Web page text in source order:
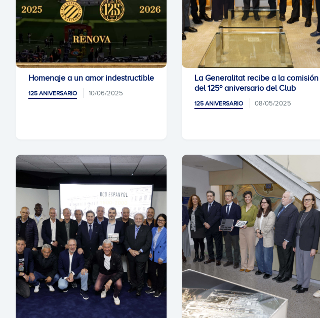
Homenaje a un amor indestructible
125 ANIVERSARIO 10/06/2025
La Generalitat recibe a la comisión
del 125º aniversario del Club
125 ANIVERSARIO 08/05/2025